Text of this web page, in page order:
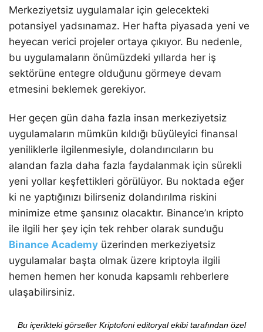
Merkeziyetsiz uygulamalar için gelecekteki
potansiyel yadsınamaz. Her hafta piyasada yeni ve
heyecan verici projeler ortaya çıkıyor. Bu nedenle,
bu uygulamaların önümüzdeki yıllarda her iş
sektörüne entegre olduğunu görmeye devam
etmesini beklemek gerekiyor.
Her geçen gün daha fazla insan merkeziyetsiz
uygulamaların mümkün kıldığı büyüleyici finansal
yeniliklerle ilgilenmesiyle, dolandırıcıların bu
alandan fazla daha fazla faydalanmak için sürekli
yeni yollar keşfettikleri görülüyor. Bu noktada eğer
ki ne yaptığınızı bilirseniz dolandırılma riskini
minimize etme şansınız olacaktır. Binance’ın kripto
ile ilgili her şey için tek rehber olarak sunduğu
Binance Academy üzerinden merkeziyetsiz
uygulamalar başta olmak üzere kriptoyla ilgili
hemen hemen her konuda kapsamlı rehberlere
ulaşabilirsiniz.
Bu içerikteki görseller Kriptofoni editoryal ekibi tarafından özel